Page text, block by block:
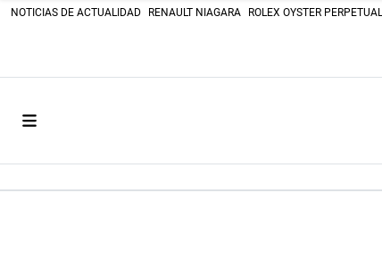
NOTICIAS DE ACTUALIDAD RENAULT NIAGARA ROLEX OYSTER PERPETUAL